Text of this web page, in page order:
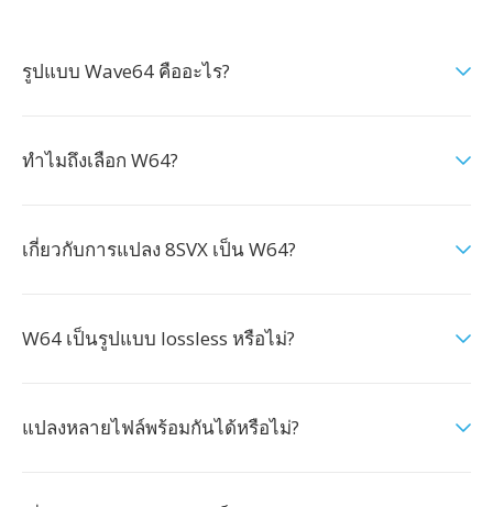
รูปแบบ Wave64 คืออะไร?
ทำไมถึงเลือก W64?
เกี่ยวกับการแปลง 8SVX เป็น W64?
W64 เป็นรูปแบบ lossless หรือไม่?
แปลงหลายไฟล์พร้อมกันได้หรือไม่?